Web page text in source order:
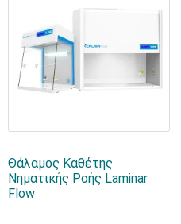
Θάλαμος Καθέτης
Νηματικής Ροής Laminar
Flow